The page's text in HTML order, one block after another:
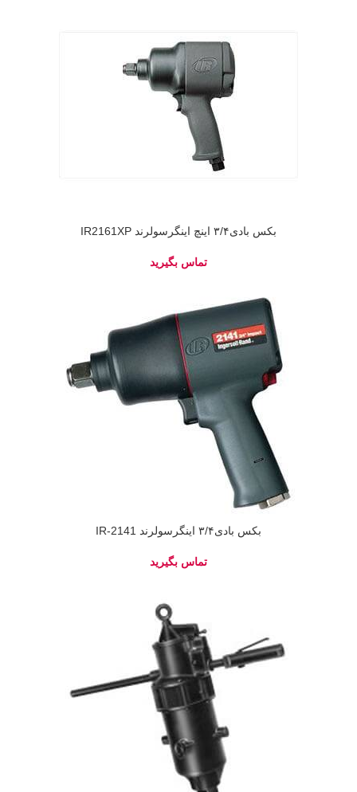
بکس بادی۳/۴ اینچ اینگرسولرند IR2161XP
بکس بادی۳/۴ اینگرسولرند IR-2141